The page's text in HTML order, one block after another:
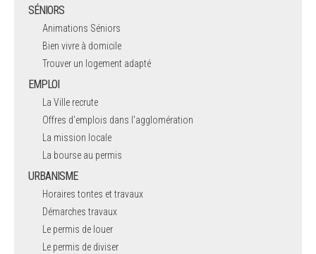
SÉNIORS
Animations Séniors
Bien vivre à domicile
Trouver un logement adapté
EMPLOI
La Ville recrute
Offres d'emplois dans l'agglomération
La mission locale
La bourse au permis
URBANISME
Horaires tontes et travaux
Démarches travaux
Le permis de louer
Le permis de diviser